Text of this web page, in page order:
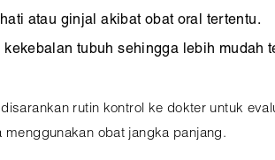
atau ginjal akibat obat oral tertentu.
kekebalan tubuh sehingga lebih mudah
rutin kontrol ke dokter untuk
obat jangka panjang.